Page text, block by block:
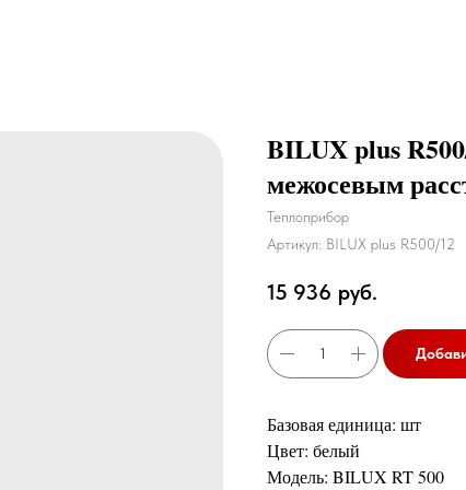
BILUX plus
межосевым
Теплоприбор
Артикул: BILUX plus R500/12
15 936 руб.
Базовая единица: шт
Цвет: белый
Модель: BILUX RT 500